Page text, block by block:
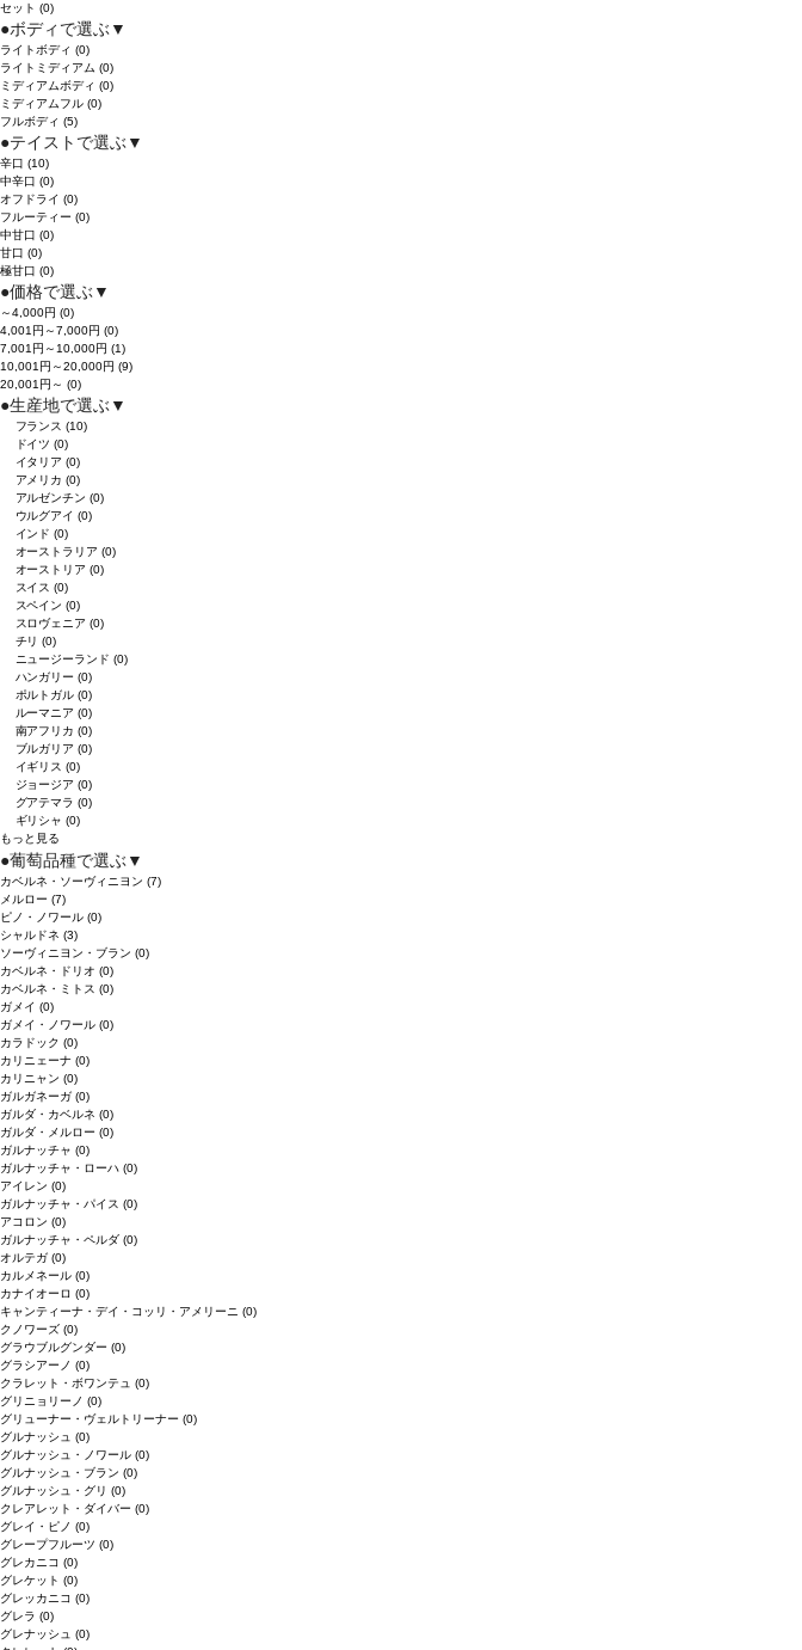
セット (0)
●ボディで選ぶ ▼
ライトボディ (0)
ライトミディアム (0)
ミディアムボディ (0)
ミディアムフル (0)
フルボディ (5)
●テイストで選ぶ ▼
辛口 (10)
中辛口 (0)
オフドライ (0)
フルーティー (0)
中甘口 (0)
甘口 (0)
極甘口 (0)
●価格で選ぶ ▼
～4,000円 (0)
4,001円～7,000円 (0)
7,001円～10,000円 (1)
10,001円～20,000円 (9)
20,001円～ (0)
●生産地で選ぶ ▼
フランス(10)
ドイツ(0)
イタリア(0)
アメリカ(0)
アルゼンチン(0)
ウルグアイ(0)
インド(0)
オーストラリア(0)
オーストリア(0)
スイス(0)
スペイン(0)
スロヴェニア(0)
チリ(0)
ニュージーランド(0)
ハンガリー(0)
ポルトガル(0)
ルーマニア(0)
南アフリカ(0)
ブルガリア(0)
イギリス(0)
ジョージア(0)
グアテマラ(0)
ギリシャ(0)
もっと見る
●葡萄品種で選ぶ ▼
カベルネ・ソーヴィニヨン (7)
メルロー (7)
ピノ・ノワール (0)
シャルドネ (3)
ソーヴィニヨン・ブラン (0)
カベルネ・ドリオ (0)
カベルネ・ミトス (0)
ガメイ (0)
ガメイ・ノワール (0)
カラドック (0)
カリニェーナ (0)
カリニャン (0)
ガルガネーガ (0)
ガルダ・カベルネ (0)
ガルダ・メルロー (0)
ガルナッチャ (0)
ガルナッチャ・ローハ (0)
アイレン (0)
ガルナッチャ・パイス (0)
アコロン (0)
ガルナッチャ・ペルダ (0)
オルテガ (0)
カルメネール (0)
カナイオーロ (0)
キャンティーナ・デイ・コッリ・アメリーニ (0)
クノワーズ (0)
グラウブルグンダー (0)
グラシアーノ (0)
クラレット・ボワンテュ (0)
グリニョリーノ (0)
グリューナー・ヴェルトリーナー (0)
グルナッシュ (0)
グルナッシュ・ノワール (0)
グルナッシュ・ブラン (0)
グルナッシュ・グリ (0)
クレアレット・ダイバー (0)
グレイ・ピノ (0)
グレープフルーツ (0)
グレカニコ (0)
グレケット (0)
グレッカニコ (0)
グレラ (0)
グレナッシュ (0)